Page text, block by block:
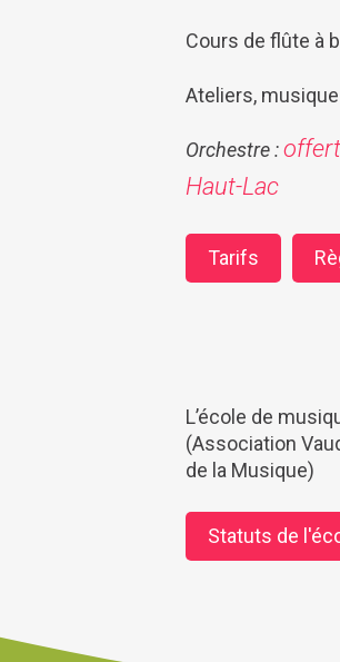
Cours de flûte à
Ateliers,
Orchestre :
Haut-Lac
Tarifs
L’école de
(Association
de la Musique)
Statuts de